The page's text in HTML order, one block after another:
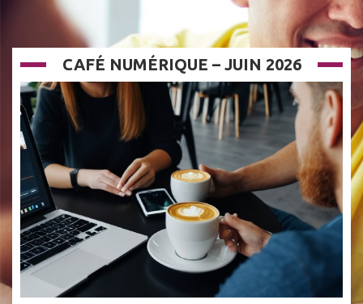
CAFÉ NUMÉRIQUE – JUIN 2026